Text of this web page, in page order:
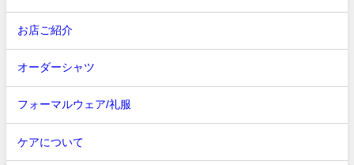
お店ご紹介
オーダーシャツ
フォーマルウェア/礼服
ケアについて